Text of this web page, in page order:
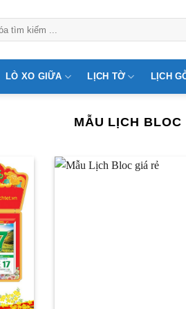
LÒ XO GIỮA LỊCH TỜ LỊCH
MẪU LỊCH BLOC